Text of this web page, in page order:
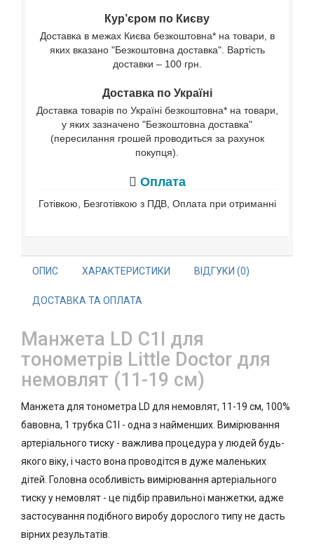
Кур’єром по Києву
Доставка в межах Києва безкоштовна* на товари, в
яких вказано "Безкоштовна доставка". Вартість
доставки – 100 грн.
Доставка по Україні
Доставка товарів по Україні безкоштовна* на товари,
у яких зазначено "Безкоштовна доставка"
(пересилання грошей проводиться за рахунок
покупця).
Оплата
Готівкою, Безготівкою з ПДВ, Оплата при отриманні
ОПИС ХАРАКТЕРИСТИКИ ВІДГУКИ (0)
ДОСТАВКА ТА ОПЛАТА
Манжета LD C1I для
тонометрів Little Doctor для
немовлят (11-19 см)
Манжета для тонометра LD для немовлят, 11-19 см, 100%
бавовна, 1 трубка C1I - одна з найменших. Вимірювання
артеріального тиску - важлива процедура у людей будь-
якого віку, і часто вона проводітся в дуже маленьких
дітей. Головна особливість вимірювання артеріального
тиску у немовлят - це підбір правильної манжетки, адже
застосування подібного виробу дорослого типу не дасть
вірних результатів.